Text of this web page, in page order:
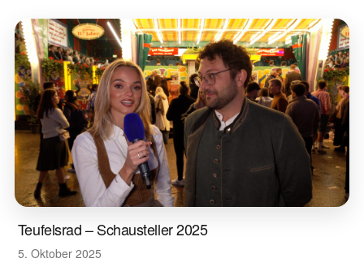
Teufelsrad – Schausteller 2025
5. Oktober 2025